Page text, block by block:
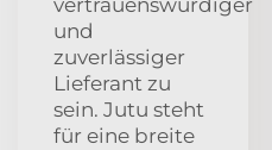
und
zuverlässiger
Lieferant zu
sein. Jutu steht
für eine breite